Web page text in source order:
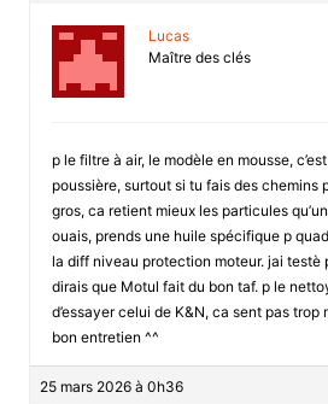
Lucas
Maître des clés
p le filtre à air, le modèle en mousse,
poussière, surtout si tu fais des chemins
gros, ca retient mieux les particules
ouais, prends une huile spécifique p
la diff niveau protection moteur. jai testè
dirais que Motul fait du bon taf. p le
d’essayer celui de K&N, ca sent pas trop
bon entretien ^^
25 mars 2026 à 0h36